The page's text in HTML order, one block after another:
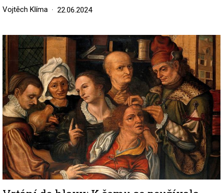
Vojtěch Klíma 22.06.2024
Image